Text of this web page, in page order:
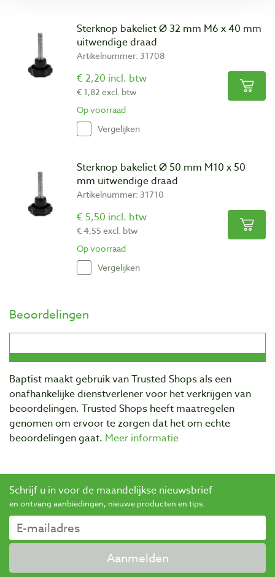
Sterknop bakeliet Ø 32 mm M6 x 40 mm
uitwendige draad
Artikelnummer: 31708
€ 2,20 incl. btw
€ 1,82 excl. btw
Op voorraad
Vergelijken
Sterknop bakeliet Ø 50 mm M10 x 50
mm uitwendige draad
Artikelnummer: 31710
€ 5,50 incl. btw
€ 4,55 excl. btw
Op voorraad
Vergelijken
Beoordelingen
Baptist maakt gebruik van Trusted Shops als een
onafhankelijke dienstverlener voor het verkrijgen van
beoordelingen. Trusted Shops heeft maatregelen
genomen om ervoor te zorgen dat het om echte
beoordelingen gaat. Meer informatie
Schrijf u in voor de maandelijkse nieuwsbrief
en ontvang aanbiedingen, nieuwe producten en tips.
Aanmelden